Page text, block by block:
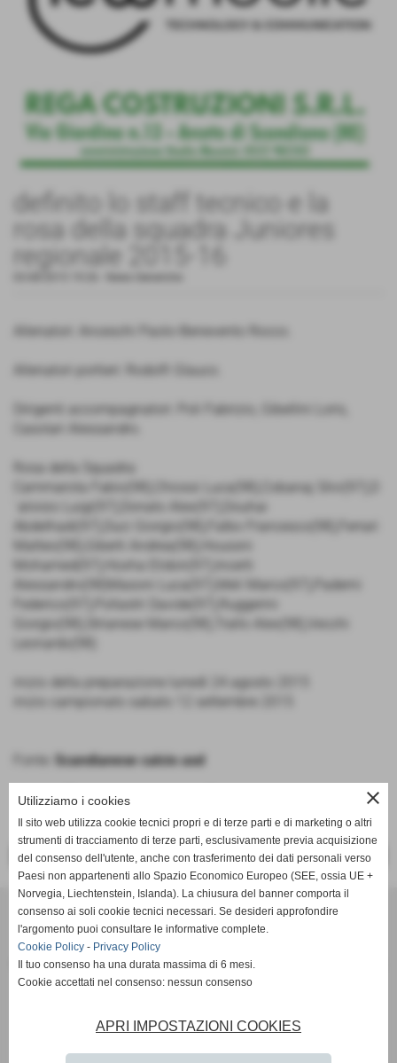
definito lo staff tecnico e la
rosa della squadra Juniores
regionale 2015-16
Allenatori: Anceschi Paolo-Benevento Rocco.
Allenatori portieri: Rodolfi Glauco.
Dirigenti accompagnatori: Poli Fabrizio, Gibellini Loris,
Casolari Alessandro.
Rosa della Squadra:
Cammarota Fabio(98),Chiossi Luca(98),Cobanaj Silvi(97),D
´aloisio Luigi(97),Donato Alex(97),Douhai
Abdelhadi(97),Duci Giorgio(98),Falbo Francesco(98),Ferrari
Matteo(98),Giberti Andrea(98),Houssni
Mohamed(97),Hoxha Elidon(97),Incerti
Alessandro(98)Masoni Luca(97),Meli Marco(97),Paderni
Federico(97),Pollastri Davide(97),Ruggerini
Giorgio(98),Strianese Marco(98),Trallo Alex(98),Vecchi
Leonardo(98)
inizio della preparazione lunedì 24 agosto 2015
inizio campionato sabato 12 settembre 2015
Scandianese calcio asd
<< PRECEDENTE SUCCESSIVO >>
SCANDIANESE CALCIO - ASSOCIAZIONE SPORTIVA DILETTANTISTICA
v. Dell´Eco 10 int. 1 Chiozza - 42019 Scandiano (Reggio Emilia)
P.I. Partita IVA 02444480350 C.F Codice Fiscale 91152640354
Via Dell´Eco n.° 10 - Chiozza -42019 - SCANDIANO - REGGIO EMILIA - 42019 - SCANDIANO (REGGIO EMILIA)
Tel. 0522 855072 Fax 0522 765574
Tutte le foto presenti nel sito e le Foto Gallery sono esclusiva proprieta´ della societa´ " Scandianese
close
Utilizziamo i cookies
Il sito web utilizza cookie tecnici propri e di terze parti e di marketing o altri
strumenti di tracciamento di terze parti, esclusivamente previa acquisizione
del consenso dell'utente, anche con trasferimento dei dati personali verso
Paesi non appartenenti allo Spazio Economico Europeo (SEE, ossia UE +
Norvegia, Liechtenstein, Islanda). La chiusura del banner comporta il
consenso ai soli cookie tecnici necessari. Se desideri approfondire
l'argomento puoi consultare le informative complete.
Cookie Policy - Privacy Policy
Il tuo consenso ha una durata massima di 6 mesi.
Cookie accettati nel consenso: nessun consenso
APRI IMPOSTAZIONI COOKIES